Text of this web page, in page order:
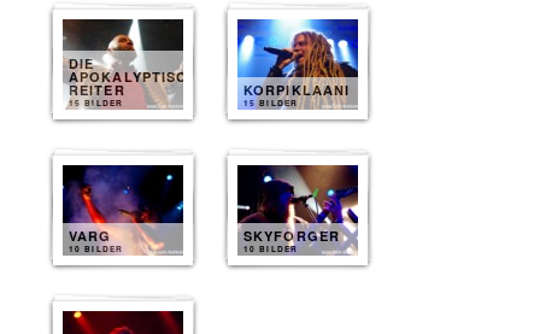
DIE
APOKALYPTISCHEN
REITER
15 BILDER
KORPIKLAANI
15 BILDER
VARG
10 BILDER
SKYFORGER
10 BILDER